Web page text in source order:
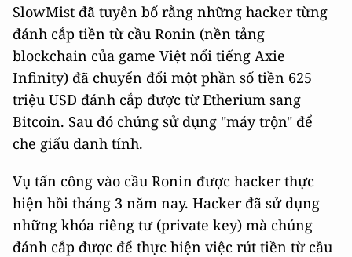
SlowMist đã tuyên bố rằng những hacker từng
đánh cắp tiền từ cầu Ronin (nền tảng
blockchain của game Việt nổi tiếng Axie
Infinity) đã chuyển đổi một phần số tiền 625
triệu USD đánh cắp được từ Etherium sang
Bitcoin. Sau đó chúng sử dụng "máy trộn" để
che giấu danh tính.
Vụ tấn công vào cầu Ronin được hacker thực
hiện hồi tháng 3 năm nay. Hacker đã sử dụng
những khóa riêng tư (private key) mà chúng
đánh cắp được để thực hiện việc rút tiền từ cầu